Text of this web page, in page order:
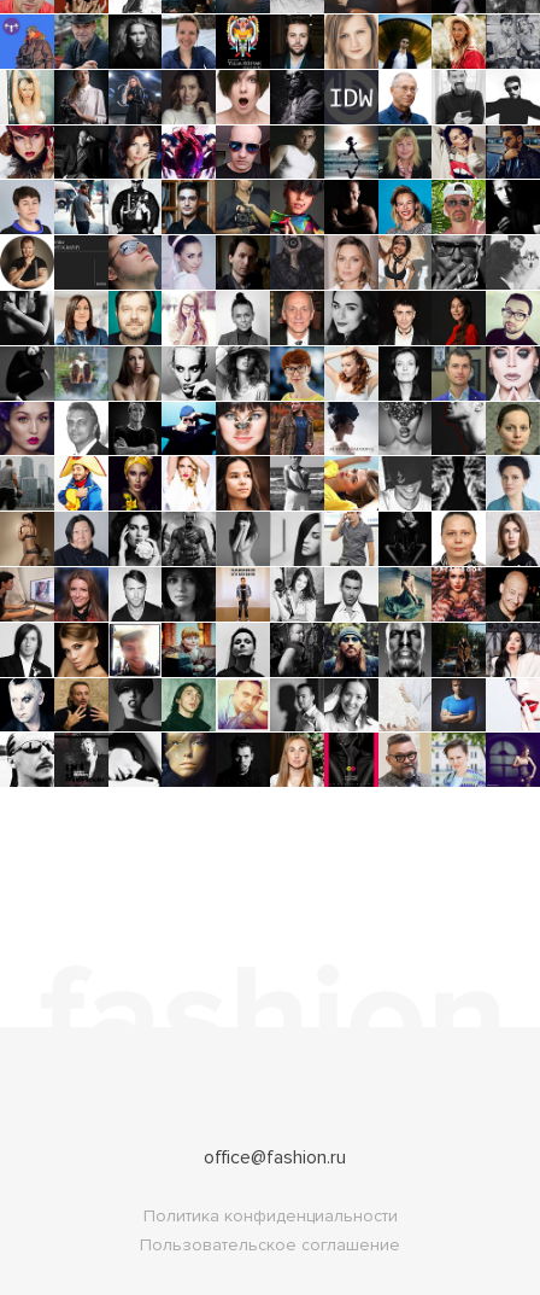
office@fashion.ru
Политика конфиденциальности
Пользовательское соглашение